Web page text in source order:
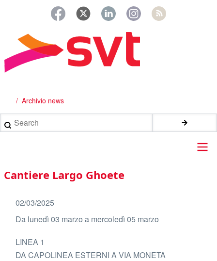
principale
Briciole
di
pane
Archivio news
Search
Main
navigation
Cantiere Largo Ghoete
02/03/2025
Da lunedì 03 marzo a mercoledì 05 marzo
LINEA 1
DA CAPOLINEA ESTERNI A VIA MONETA